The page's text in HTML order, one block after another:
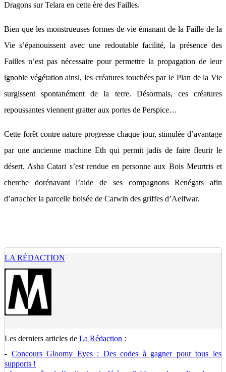
Dragons sur Telara en cette ère des Failles.
Bien que les monstrueuses formes de vie émanant de la Faille de la
Vie s’épanouissent avec une redoutable facilité, la présence des
Failles n’est pas nécessaire pour permettre la propagation de leur
ignoble végétation ainsi, les créatures touchées par le Plan de la Vie
surgissent spontanément de la terre. Désormais, ces créatures
repoussantes viennent gratter aux portes de Perspice…
Cette forêt contre nature progresse chaque jour, stimulée d’avantage
par une ancienne machine Eth qui permit jadis de faire fleurir le
désert. Asha Catari s’est rendue en personne aux Bois Meurtris et
cherche dorénavant l’aide de ses compagnons Renégats afin
d’arracher la parcelle boisée de Carwin des griffes d’Aelfwar.
LA RÉDACTION
Les derniers articles de La Rédaction :
- Concours Gloomy Eyes : Des codes à gagner pour tous les
supports !